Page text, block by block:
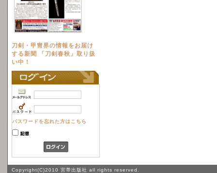
刀剣・甲冑界の情報をお届け
する新聞 「刀剣春秋」取り扱
い中！
パスワードを忘れた方はこちら
Copyright(C)2010 宮帯出版社 all rights reserved.